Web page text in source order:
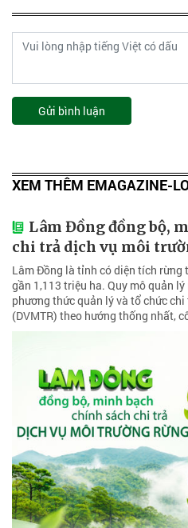
Gửi bình luận
XEM THÊM EMAGAZINE-
Lâm Đồng đồng bộ,
chi trả dịch vụ môi
Lâm Đồng là tỉnh có diện tích rừng
gần 1,113 triệu ha. Quy mô quản
phương thức quản lý và tổ chức
(DVMTR) theo hướng thống nhất,